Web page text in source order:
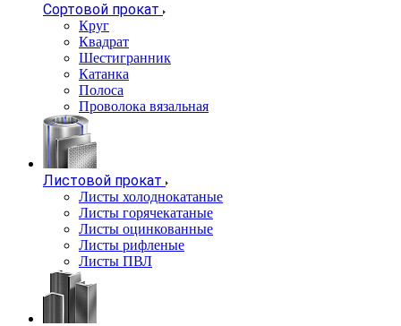
Сортовой прокат
Круг
Квадрат
Шестигранник
Катанка
Полоса
Проволока вязальная
Листовой прокат
Листы холоднокатаные
Листы горячекатаные
Листы оцинкованные
Листы рифленые
Листы ПВЛ